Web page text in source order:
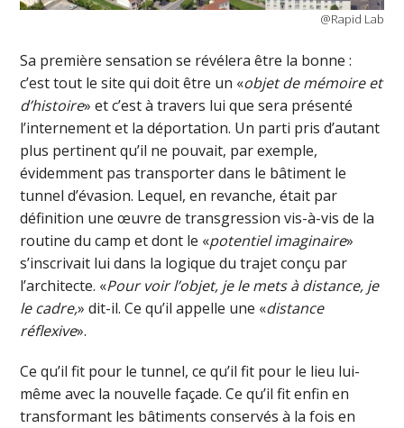
@Rapid Lab
Sa première sensation se révélera être la bonne :
c’est tout le site qui doit être un «objet de mémoire et
d’histoire» et c’est à travers lui que sera présenté
l’internement et la déportation. Un parti pris d’autant
plus pertinent qu’il ne pouvait, par exemple,
évidemment pas transporter dans le bâtiment le
tunnel d’évasion. Lequel, en revanche, était par
définition une œuvre de transgression vis-à-vis de la
routine du camp et dont le «potentiel imaginaire»
s’inscrivait lui dans la logique du trajet conçu par
l’architecte. «Pour voir l’objet, je le mets à distance, je
le cadre,» dit-il. Ce qu’il appelle une «distance
réflexive».
Ce qu’il fit pour le tunnel, ce qu’il fit pour le lieu lui-
même avec la nouvelle façade. Ce qu’il fit enfin en
transformant les bâtiments conservés à la fois en